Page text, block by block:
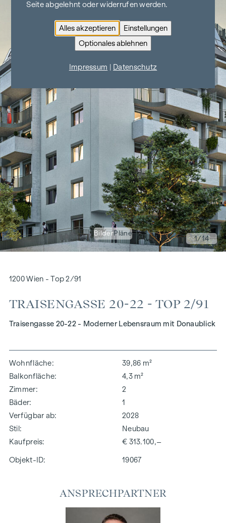
BilderPläne
1/14
1200 Wien - Top 2/91
TRAISENGASSE 20-22 - TOP 2/91
Traisengasse 20-22 - Moderner Lebensraum mit Donaublick
Wohnfläche
39,86 m²
Balkonfläche
4,3 m²
Zimmer
2
Bäder
1
Verfügbar ab
2028
Stil
Neubau
Kaufpreis
€ 313.100,–
Objekt-ID: 19067
ANSPRECHPARTNER
Seite abgelehnt oder widerrufen werden.
Alles akzeptieren
Einstellungen
Optionales ablehnen
Impressum Datenschutz